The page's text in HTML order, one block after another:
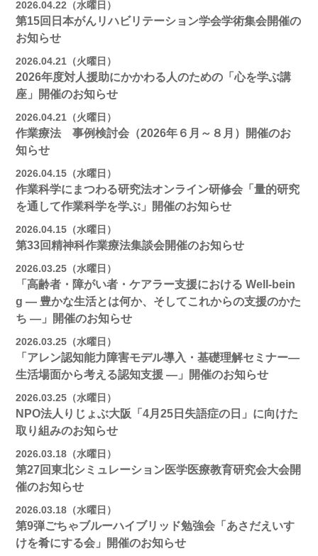
2026.04.22（水曜日）
第15回日本がんリハビリテーション学会学術集会開催の
お知らせ
2026.04.21（火曜日）
2026年度対人援助にかかわる人のための「心を学ぶ講
座」開催のお知らせ
2026.04.21（火曜日）
作業療法 事例検討会（2026年６月～８月）開催のお
知らせ
2026.04.15（水曜日）
作業科学にまつわる研究法オンライン研修会「量的研究
を通して作業科学を学ぶ」開催のお知らせ
2026.04.15（水曜日）
第33回精神科作業療法集談会開催のお知らせ
2026.03.25（水曜日）
「高齢者・障がい者・ケアラー支援における Well-bein
g ― 豊かな生活とは何か、そしてこれからの支援のかた
ち ―」開催のお知らせ
2026.03.25（水曜日）
「アレン認知能力障害モデル導入・基礎理解セミナー―
生活場面から考える認知支援 ―」開催のお知らせ
2026.03.25（水曜日）
NPO法人りじょぶ大阪「4月25日失語症の日」に向けた
取り組みのお知らせ
2026.03.18（水曜日）
第27回東北シミュレーション医学医療教育研究会大会開
催のお知らせ
2026.03.18（水曜日）
第9弾ごちゃブルーハイブリッド勉強会「あさだえいす
けを肴にする会」開催のお知らせ